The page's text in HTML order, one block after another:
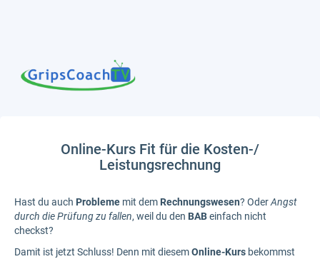
Online-Kurs Fit für die Kosten-/
Leistungsrechnung
Hast du auch Probleme mit dem Rechnungswesen? OderAngst
durch die Prüfung zu fallen, weil du den BABeinfach nicht
checkst?
Damit ist jetzt Schluss! Denn mit diesemOnline-Kurs bekommst